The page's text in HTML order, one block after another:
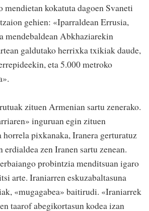
mendietan kokatuta dagoen Svaneti
gehien: «Iparraldean Errusia,
mendebaldean Abkhaziarekin
galdutako herrixka txikiak daude,
eta 5.000 metroko
zituen Armenian sartu zenerako.
inguruan egin zituen
pixkanaka, Iranera gerturatuz
erdialdea zen Iranen sartu zenean.
probintzia menditsuan igaro
arte. Iraniarren eskuzabaltasuna
«mugagabea» baitirudi. «Iraniarrek
taarof abegikortasun kodea izan